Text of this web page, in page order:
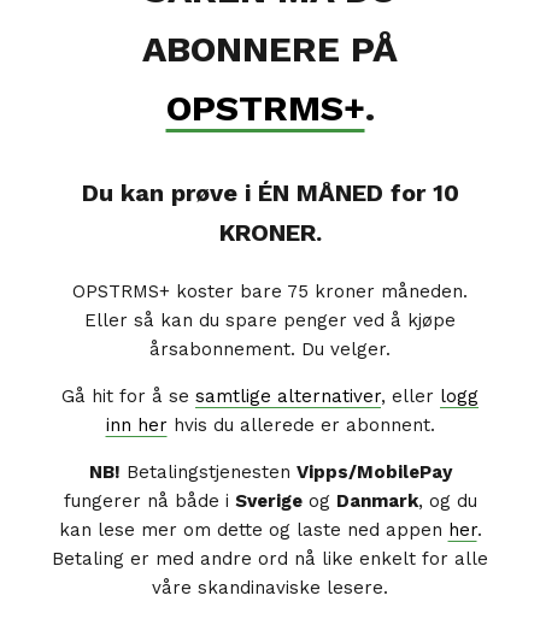
ABONNERE PÅ
OPSTRMS+.
Du kan prøve i ÉN MÅNED for 10
KRONER.
OPSTRMS+ koster bare 75 kroner måneden.
Eller så kan du spare penger ved å kjøpe
årsabonnement. Du velger.
Gå hit for å se samtlige alternativer, eller logg
inn herhvis du allerede er abonnent.
NB! Betalingstjenesten Vipps/MobilePay
fungerer nå både i Sverigeog Danmark, og du
kan lese mer om dette og laste ned appen her.
Betaling er med andre ord nå like enkelt for alle
våre skandinaviske lesere.